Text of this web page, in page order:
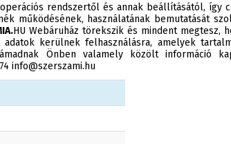
rendszertől és annak beállításától, így
működésének, használatának bemutatását
HU Webáruház törekszik és mindent megtesz,
kerülnek felhasználásra, amelyek
Önben valamely közölt információ
info@szerszami.hu